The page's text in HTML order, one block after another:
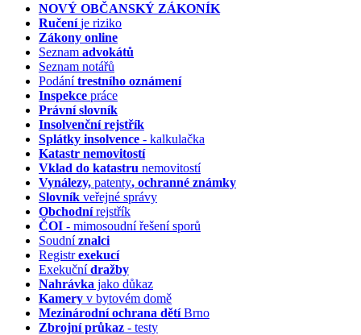
NOVÝ OBČANSKÝ ZÁKONÍK
Ručeníje riziko
Zákony online
Seznam advokátů
Seznam notářů
Podánítrestního oznámení
Inspekce práce
Právní slovník
Insolvenčnírejstřík
Splátky insolvence - kalkulačka
Katastr nemovitostí
Vklad do katastru nemovitostí
Vynálezy, patenty, ochranné známky
Slovník veřejné správy
Obchodnírejstřík
ČOI - mimosoudní řešení sporů
Soudníznalci
Registrexekucí
Exekučnídražby
Nahrávka jako důkaz
Kamery v bytovém domě
Mezinárodní ochrana dětíBrno
Zbrojní průkaz - testy